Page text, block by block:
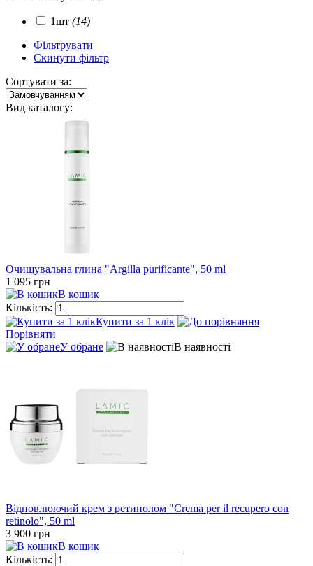
1шт (14)
Фільтрувати
Скинути фільтр
Сортувати за:
Вид каталогу:
Очищувальна глина "Argilla purificante", 50 ml
1 095 грн
В кошик
Кількість:
Купити за 1 клiк
Порівняти
У обране
В наявності
Відновлюючий крем з ретинолом "Crema per il recupero con
retinolo", 50 ml
3 900 грн
В кошик
Кількість: